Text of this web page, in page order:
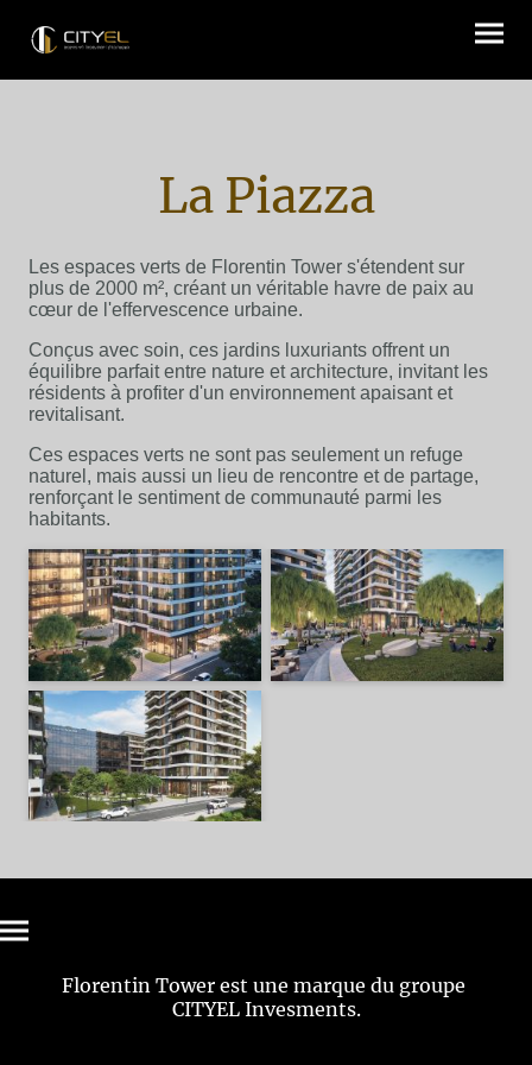
La Piazza
Les espaces verts de Florentin Tower s'étendent sur
plus de 2000 m², créant un véritable havre de paix au
cœur de l'effervescence urbaine.
Conçus avec soin, ces jardins luxuriants offrent un
équilibre parfait entre nature et architecture, invitant les
résidents à profiter d'un environnement apaisant et
revitalisant.
Ces espaces verts ne sont pas seulement un refuge
naturel, mais aussi un lieu de rencontre et de partage,
renforçant le sentiment de communauté parmi les
habitants.
Florentin Tower est une marque du groupe
CITYEL Invesments.